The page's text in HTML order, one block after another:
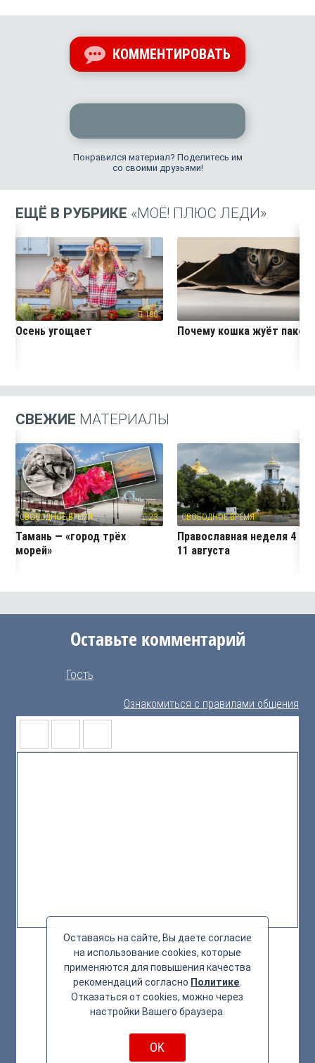
КОММЕНТИРОВАТЬ
Понравился материал? Поделитесь им
со своими друзьями!
ЕЩЁ В РУБРИКЕ «МОЁ! ПЛЮС ЛЕДИ»
180
Осень угощает Почему кошка жуёт
СВЕЖИЕ МАТЕРИАЛЫ
СВОБОДНОЕ ВРЕМЯ 23
Тамань — «город трёх
морей»
СВОБОДНОЕ ВРЕМЯ
Православная неделя 4 —
11 августа
Оставьте комментарий
Гость
Ознакомиться с правилами общения
Оставаясь на сайте, Вы даете согласие
на использование cookies, которые
применяются для повышения качества
рекомендаций согласно Политике
Отказаться от cookies, можно через
настройки Вашего браузера.
OK